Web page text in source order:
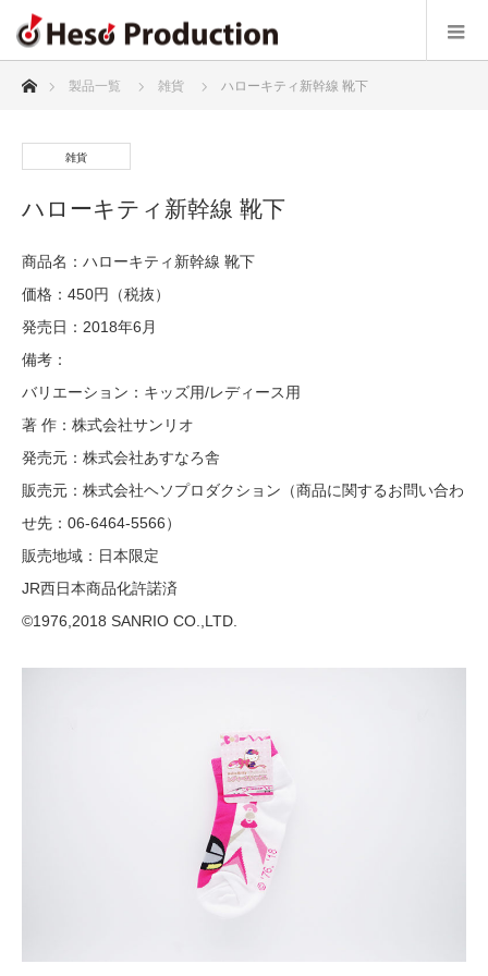
ホーム製品一覧 雑貨 ハローキティ新幹線 靴下
雑貨
ハローキティ新幹線 靴下
商品名：ハローキティ新幹線 靴下
価格：450円（税抜）
発売日：2018年6月
備考：
バリエーション：キッズ用/レディース用
著 作：株式会社サンリオ
発売元：株式会社あすなろ舎
販売元：株式会社ヘソプロダクション（商品に関するお問い合わ
せ先：06-6464-5566）
販売地域：日本限定
JR西日本商品化許諾済
©1976,2018 SANRIO CO.,LTD.